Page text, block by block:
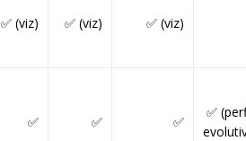
✅ (viz) ✅ (viz) ✅ (viz)
✅ ✅ ✅
✅